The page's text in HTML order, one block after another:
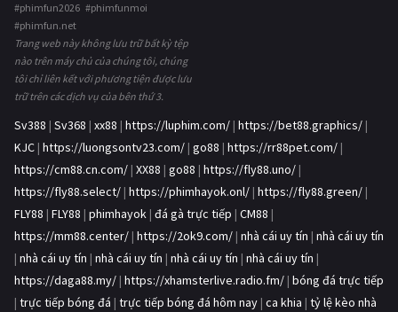
#phimfun2026 #phimfunmoi
#phimfun.net
Trang web này không lưu trữ bất kỳ tệp
nào trên máy chủ của chúng tôi, chúng
tôi chỉ liên kết với phương tiện được lưu
trữ trên các dịch vụ của bên thứ 3.
Sv388 | Sv368 | xx88 | https://luphim.com/ | https://bet88.graphics/ |
KJC | https://luongsontv23.com/ | go88 | https://rr88pet.com/ |
https://cm88.cn.com/ | XX88 | go88 | https://fly88.uno/ |
https://fly88.select/ | https://phimhayok.onl/ | https://fly88.green/ |
FLY88 | FLY88 | phimhayok | đá gà trực tiếp | CM88 |
https://mm88.center/ | https://2ok9.com/ | nhà cái uy tín | nhà cái uy tín
| nhà cái uy tín | nhà cái uy tín | nhà cái uy tín | nhà cái uy tín |
https://daga88.my/ | https://xhamsterlive.radio.fm/ | bóng đá trực tiếp
| trực tiếp bóng đá | trực tiếp bóng đá hôm nay | ca khia | tỷ lệ kèo nhà